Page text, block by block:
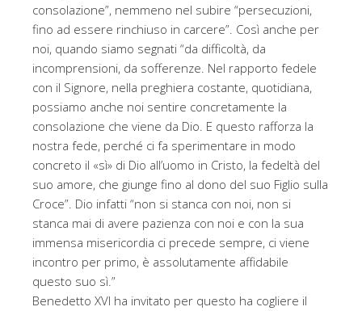
consolazione”, nemmeno nel subire “persecuzioni,
fino ad essere rinchiuso in carcere”. Così anche per
noi, quando siamo segnati “da difficoltà, da
incomprensioni, da sofferenze. Nel rapporto fedele
con il Signore, nella preghiera costante, quotidiana,
possiamo anche noi sentire concretamente la
consolazione che viene da Dio. E questo rafforza la
nostra fede, perché ci fa sperimentare in modo
concreto il «sì» di Dio all’uomo in Cristo, la fedeltà del
suo amore, che giunge fino al dono del suo Figlio sulla
Croce”. Dio infatti “non si stanca con noi, non si
stanca mai di avere pazienza con noi e con la sua
immensa misericordia ci precede sempre, ci viene
incontro per primo, è assolutamente affidabile
questo suo sì.”
Benedetto XVI ha invitato per questo ha cogliere il